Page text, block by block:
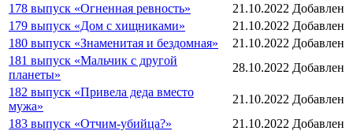
178 выпуск «Огненная ревность»
21.10.2022 Добавлен
179 выпуск «Дом с хищниками»
21.10.2022 Добавлен
180 выпуск «Знаменитая и бездомная»
21.10.2022 Добавлен
181 выпуск «Мальчик с другой
планеты»
28.10.2022 Добавлен
182 выпуск «Привела деда вместо
мужа»
21.10.2022 Добавлен
183 выпуск «Отчим-убийца?»
21.10.2022 Добавлен